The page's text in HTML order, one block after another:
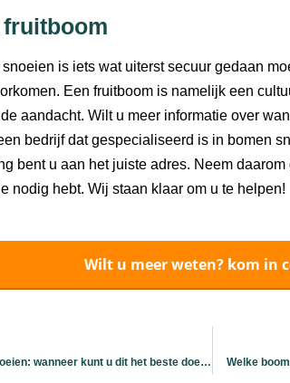
snoeien is iets wat uiterst secuur gedaan
Een fruitboom is namelijk een
aandacht. Wilt u meer informatie over
bedrijf dat gespecialiseerd is in bomen
bent u aan het juiste adres. Neem
nodig hebt. Wij staan klaar om u te helpen!
Wilt u meer weten? kom in
ACB bomen snoeien: wanneer kunt u dit het beste doen? Welke